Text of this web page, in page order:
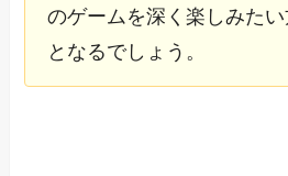
のゲームを深く楽しみた
となるでしょう。